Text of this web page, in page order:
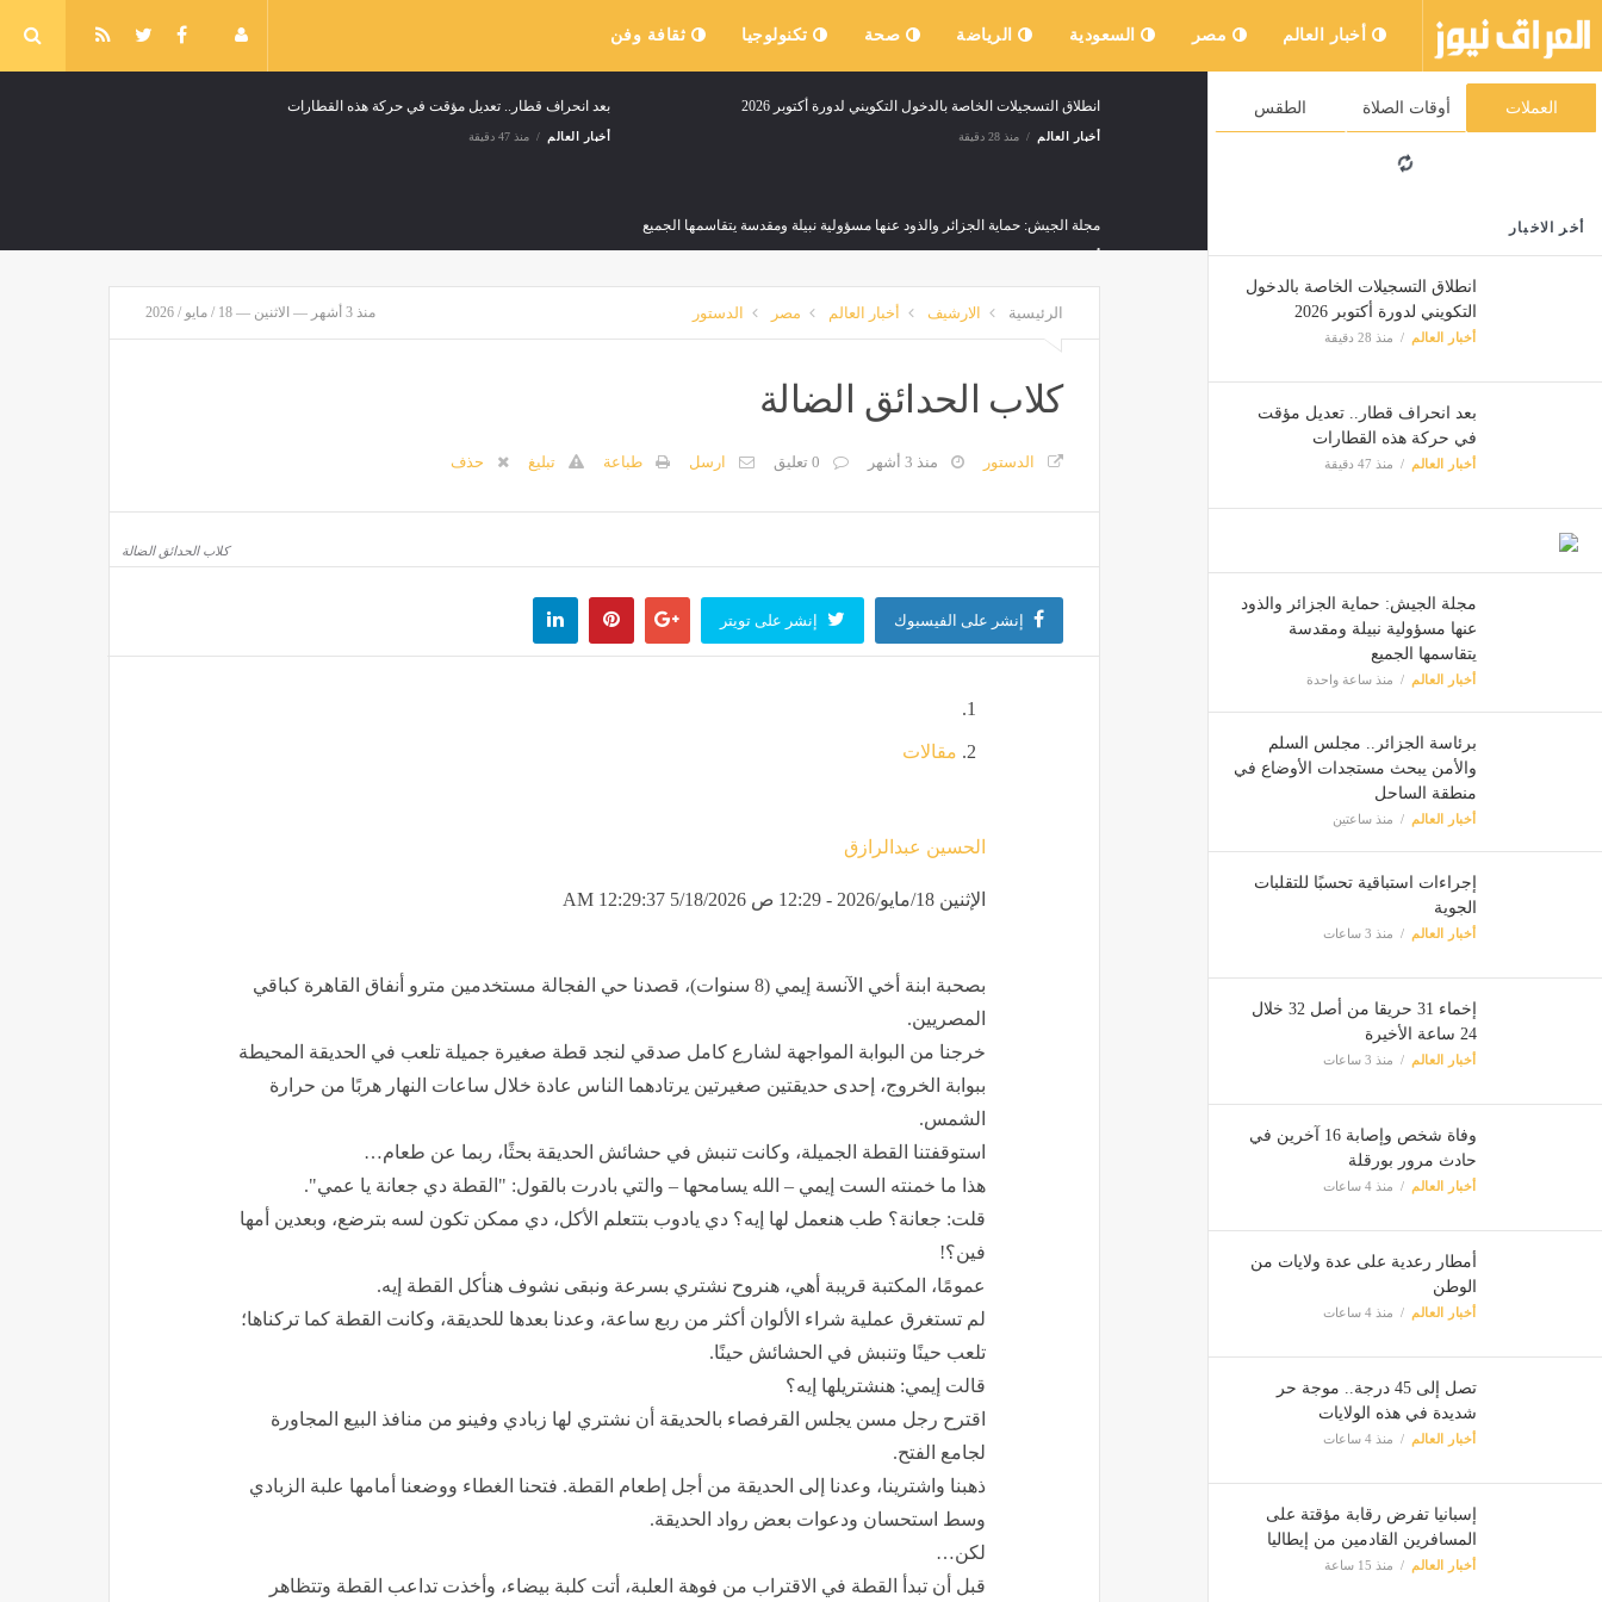
أخبار العالم مصر السعودية الرياضة صحة تكنولوجيا ثقافة وفن
العملات أوقات الصلاة الطقس
أخر الاخبار
انطلاق التسجيلات الخاصة بالدخول
التكويني لدورة أكتوبر 2026
أخبار العالم منذ 28 دقيقة
بعد انحراف قطار.. تعديل مؤقت
في حركة هذه القطارات
أخبار العالم منذ 47 دقيقة
مجلة الجيش: حماية الجزائر والذود
عنها مسؤولية نبيلة ومقدسة
يتقاسمها الجميع
أخبار العالم منذ ساعة واحدة
برئاسة الجزائر.. مجلس السلم
والأمن يبحث مستجدات الأوضاع في
منطقة الساحل
أخبار العالم منذ ساعتين
إجراءات استباقية تحسبًا للتقلبات
الجوية
أخبار العالم منذ 3 ساعات
إخماء 31 حريقا من أصل 32 خلال
24 ساعة الأخيرة
أخبار العالم منذ 3 ساعات
وفاة شخص وإصابة 16 آخرين في
حادث مرور بورقلة
أخبار العالم منذ 4 ساعات
أمطار رعدية على عدة ولايات من
الوطن
أخبار العالم منذ 4 ساعات
تصل إلى 45 درجة.. موجة حر
شديدة في هذه الولايات
أخبار العالم منذ 4 ساعات
إسبانيا تفرض رقابة مؤقتة على
المسافرين القادمين من إيطاليا
أخبار العالم منذ 15 ساعة
انطلاق التسجيلات الخاصة بالدخول التكويني لدورة أكتوبر 2026
أخبار العالم منذ 28 دقيقة
بعد انحراف قطار.. تعديل مؤقت في حركة هذه القطارات
أخبار العالم منذ 47 دقيقة
مجلة الجيش: حماية الجزائر والذود عنها مسؤولية نبيلة ومقدسة يتقاسمها الجميع
الرئيسية الارشيف أخبار العالم مصر الدستور منذ 3 أشهر — الاثنين — 18 / مايو / 2026
كلاب الحدائق الضالة
الدستور منذ 3 أشهر 0 تعليق ارسل طباعة تبليغ حذف
كلاب الحدائق الضالة
إنشر على الفيسبوك إنشر على تويتر
مقالات
الحسين عبدالرازق
الإثنين 18/مايو/2026 - 12:29 ص 5/18/2026 12:29:37 AM
بصحبة ابنة أخي الآنسة إيمي (8 سنوات)، قصدنا حي الفجالة مستخدمين مترو أنفاق القاهرة كباقي
المصريين.
خرجنا من البوابة المواجهة لشارع كامل صدقي لنجد قطة صغيرة جميلة تلعب في الحديقة المحيطة
ببوابة الخروج، إحدى حديقتين صغيرتين يرتادهما الناس عادة خلال ساعات النهار هربًا من حرارة
الشمس.
استوقفتنا القطة الجميلة، وكانت تنبش في حشائش الحديقة بحثًا، ربما عن طعام…
هذا ما خمنته الست إيمي – الله يسامحها – والتي بادرت بالقول: "القطة دي جعانة يا عمي".
قلت: جعانة؟ طب هنعمل لها إيه؟ دي يادوب بتتعلم الأكل، دي ممكن تكون لسه بترضع، وبعدين أمها
فين؟!
عمومًا، المكتبة قريبة أهي، هنروح نشتري بسرعة ونبقى نشوف هنأكل القطة إيه.
لم تستغرق عملية شراء الألوان أكثر من ربع ساعة، وعدنا بعدها للحديقة، وكانت القطة كما تركناها؛
تلعب حينًا وتنبش في الحشائش حينًا.
قالت إيمي: هنشتريلها إيه؟
اقترح رجل مسن يجلس القرفصاء بالحديقة أن نشتري لها زبادي وفينو من منافذ البيع المجاورة
لجامع الفتح.
ذهبنا واشترينا، وعدنا إلى الحديقة من أجل إطعام القطة. فتحنا الغطاء ووضعنا أمامها علبة الزبادي
وسط استحسان ودعوات بعض رواد الحديقة.
لكن…
قبل أن تبدأ القطة في الاقتراب من فوهة العلبة، أتت كلبة بيضاء، وأخذت تداعب القطة وتتظاهر